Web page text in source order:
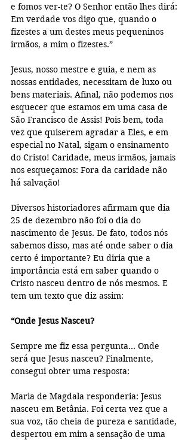
e fomos ver-te? O Senhor então lhes dirá:
Em verdade vos digo que, quando o
fizestes a um destes meus pequeninos
irmãos, a mim o fizestes.”
Jesus, nosso mestre e guia, e nem as
nossas entidades, necessitam de luxo ou
bens materiais. Afinal, não podemos nos
esquecer que estamos em uma casa de
São Francisco de Assis! Pois bem, toda
vez que quiserem agradar a Eles, e em
especial no Natal, sigam o ensinamento
do Cristo! Caridade, meus irmãos, jamais
nos esqueçamos: Fora da caridade não
há salvação!
Diversos historiadores afirmam que dia
25 de dezembro não foi o dia do
nascimento de Jesus. De fato, todos nós
sabemos disso, mas até onde saber o dia
certo é importante? Eu diria que a
importância está em saber quando o
Cristo nasceu dentro de nós mesmos. E
tem um texto que diz assim:
“Onde Jesus Nasceu?
Sempre me fiz essa pergunta… Onde
será que Jesus nasceu? Finalmente,
consegui obter uma resposta:
Maria de Magdala responderia: Jesus
nasceu em Betânia. Foi certa vez que a
sua voz, tão cheia de pureza e santidade,
despertou em mim a sensação de uma